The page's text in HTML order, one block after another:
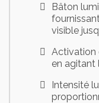
Bâton
visible
Activation
en agitant
Intensité